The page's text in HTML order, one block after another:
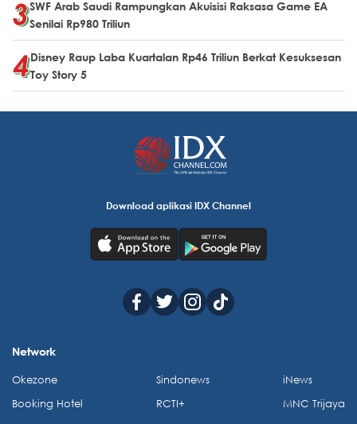
SWF Arab Saudi Rampungkan Akuisisi Raksasa Game EA
Senilai Rp980 Triliun
Disney Raup Laba Kuartalan Rp46 Triliun Berkat Kesuksesan
Toy Story 5
Download aplikasi IDX Channel
Network
Okezone
Booking Hotel
Sindonews
RCTI+
iNews
MNC Trijaya